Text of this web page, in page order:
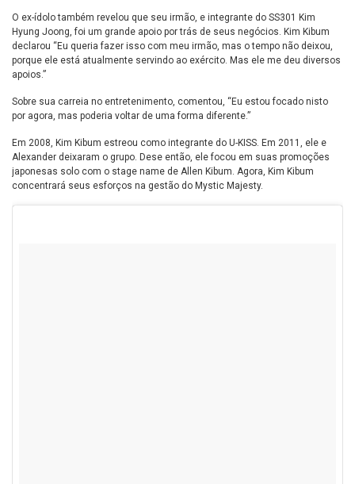
O ex-ídolo também revelou que seu irmão, e integrante do SS301 Kim
Hyung Joong, foi um grande apoio por trás de seus negócios. Kim Kibum
declarou “Eu queria fazer isso com meu irmão, mas o tempo não deixou,
porque ele está atualmente servindo ao exército. Mas ele me deu diversos
apoios.”
Sobre sua carreia no entretenimento, comentou, “Eu estou focado nisto
por agora, mas poderia voltar de uma forma diferente.”
Em 2008, Kim Kibum estreou como integrante do U-KISS. Em 2011, ele e
Alexander deixaram o grupo. Dese então, ele focou em suas promoções
japonesas solo com o stage name de Allen Kibum. Agora, Kim Kibum
concentrará seus esforços na gestão do Mystic Majesty.